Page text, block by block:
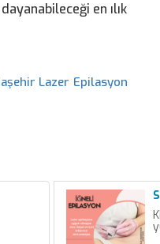
en ılık
Lazer Epilasyon